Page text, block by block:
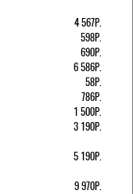
4 567Р.
598Р.
690Р.
6 586Р.
58Р.
786Р.
1 500Р.
3 190Р.
5 190Р.
9 970Р.